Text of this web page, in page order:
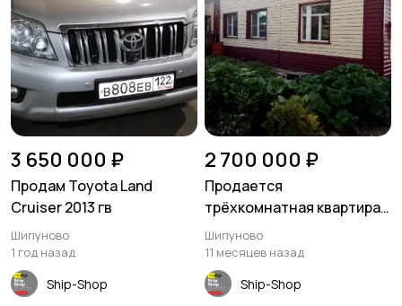
3 650 000 ₽
Продам Toyota Land
Cruiser 2013 гв
Шипуново
1 год назад
Ship-Shop
2 700 000 ₽
Продается
трёхкомнатная квартира
69 кв.м - Шипуново
Шипуново
11 месяцев назад
Ship-Shop